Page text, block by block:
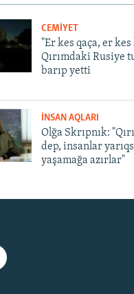
CEMİYET
"Er kes qaça, er
Qırımdaki Rusiye
barıp yetti
İNSAN AQLARI
Olğa Skrıpnık:
dep, insanlar
yaşamağa azırlar"